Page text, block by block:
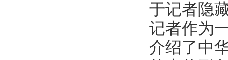
于记者隐
记者作为
介绍了中